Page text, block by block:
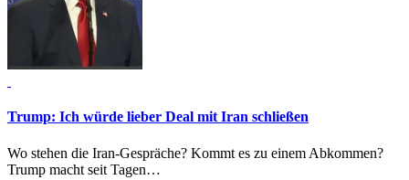
Trump: Ich würde lieber Deal mit Iran schließen
Wo stehen die Iran-Gespräche? Kommt es zu einem Abkommen?
Trump macht seit Tagen…